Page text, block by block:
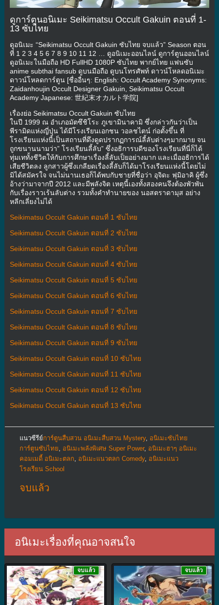
ดูการ์ตูนอนิเมะ Seikimatsu Occult Gakuin ตอนที่ 1-
13 ซับไทย
ดูอนิเมะ “Seikimatsu Occult Gakuin ซับไทย จบแล้ว” Season ตอน
ที่ 1 2 3 4 5 6 7 8 9 10 11 12 … ดูอนิเมะออนไลน์ ดูการ์ตูนออนไลน์
ดูอนิเมะในมือถือ HD FullHD 1080P ซับไทย พากย์ไทย แฟนซับ
anime subthai fansub ดูบนมือถือ ดูบนโทรศัพท์ ดาวน์โหลดอนิเมะ
ดาวน์โหลดการ์ตูน [ชื่ออื่นๆ: English: Occult Academy Synonyms:
Zaidanhoujin Occult Designer Gakuin, Seikimatsu Occult
Academy Japanese: 世紀末オカルト学院]
เรื่องย่อ Seikimatsu Occult Gakuin ซับไทย
ในปี 1999 ณ อำเภอมัตซึชิโระ ภูเขามินาคามิ ซึ่งกล่าวกันว่าเป็น
พีรามิดแห่งญี่ปุ่น ได้มีโรงเรียนเอกชน วอลชไตน์ ก่อตั้งขึ้น ที่
โรงเรียนแห่งนี้เป็นสถานที่ดึงดูดปรากฏการณ์ลี้ลับต่างๆมากมาย จน
ถูกขนานนามว่า” โรงเรียนลี้ลับ” ซึ่งอธิการบดีของโรงเรียนที่นี่ก็ได้
ทุ่มเททั้งชีวิตให้กับการศึกษาเรื่องลี้ลับเป็ยอย่างมาก และเมื่ออธิการได้
เสียชีวิตลง ลูกสาวผู้ซึ่งเกลียดเรื่องลี้ลับก็ได้มาโรงเรียนแห่งนี้โดยไม่
มิได้สมัครใจ จนไม่นานเธอก็ได้พบกับชายที่ชื่อว่า อุจิดะ ฟุมิอาคิ ผู้ซึ่ง
อ้างว่ามาจากปี 2012 และมีพลังจิต เหตุนี้เองทั้งสองคนจึงต้องพัวพัน
กับเรื่องราวเร้นลับต่าง รวมทั้งคำทำนายของ นอสตราดามุส อย่าง
หลีกเลี่ยงไม่ได้
Seikimatsu Occult Gakuin ตอนที่ 1 ซับไทย
Seikimatsu Occult Gakuin ตอนที่ 2 ซับไทย
Seikimatsu Occult Gakuin ตอนที่ 3 ซับไทย
Seikimatsu Occult Gakuin ตอนที่ 4 ซับไทย
Seikimatsu Occult Gakuin ตอนที่ 5 ซับไทย
Seikimatsu Occult Gakuin ตอนที่ 6 ซับไทย
Seikimatsu Occult Gakuin ตอนที่ 7 ซับไทย
Seikimatsu Occult Gakuin ตอนที่ 8 ซับไทย
Seikimatsu Occult Gakuin ตอนที่ 9 ซับไทย
Seikimatsu Occult Gakuin ตอนที่ 10 ซับไทย
Seikimatsu Occult Gakuin ตอนที่ 11 ซับไทย
Seikimatsu Occult Gakuin ตอนที่ 12 ซับไทย
Seikimatsu Occult Gakuin ตอนที่ 13 ซับไทย
แนวซีรีย์การ์ตูนสืบสวน อนิเมะสืบสวน Mystery, อนิเมะซับไทย
การ์ตูนซับไทย
อนิเมะพลังพิเศษ Super Power, อนิเมะฮาๆ อนิเมะ
คอมเมดี้ อนิเมะตลก
อนิเมะแนวตลก Comedy, อนิเมะแนว
โรงเรียน School
จบแล้ว
อนิเมะเรื่องที่คุณอาจสนใจ
จบแล้ว จบแล้ว